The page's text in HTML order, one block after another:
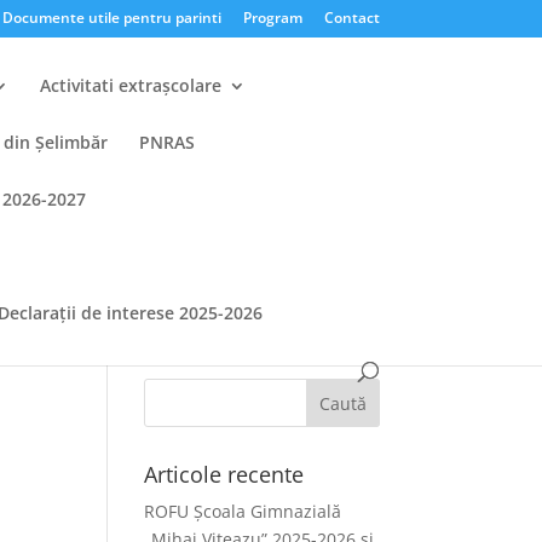
Documente utile pentru parinti Program Contact
Activitati extrașcolare
din Şelimbăr PNRAS
2026-2027
de interese 2025-2026
Articole recente
ROFU Școala Gimnazială